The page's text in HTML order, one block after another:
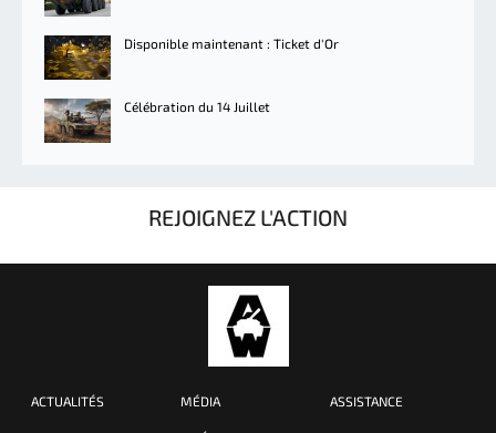
Disponible maintenant : Ticket d'Or
Célébration du 14 Juillet
REJOIGNEZ L'ACTION
ACTUALITÉS MÉDIA ASSISTANCE